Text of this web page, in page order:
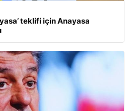
teklifi için Anayasa